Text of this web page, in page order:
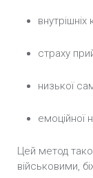
внутрішніх
страху
низької
емоційної
Цей метод
військовими,